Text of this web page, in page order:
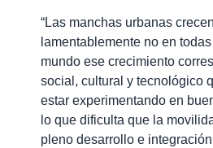
“Las manchas urbanas
lamentablemente no en
mundo ese crecimiento
social, cultural y tecnológico
estar experimentando en
lo que dificulta que la
pleno desarrollo e